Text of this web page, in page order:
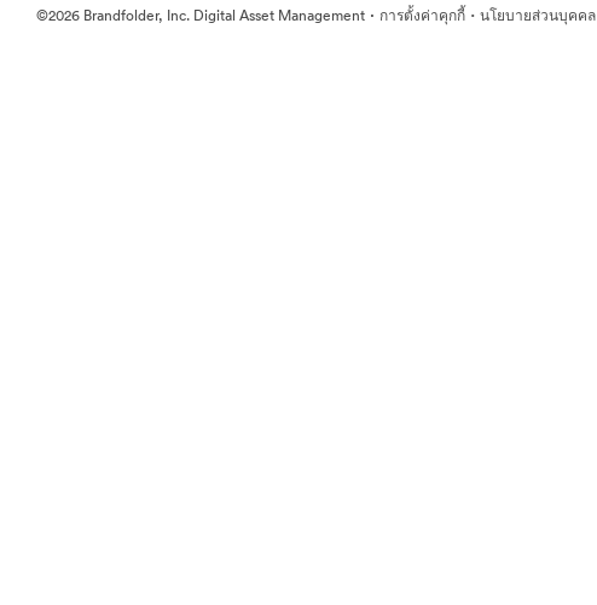
©2026 Brandfolder, Inc. Digital Asset Management · การตั้งค่าคุกกี้· นโยบายส่วนบุคคล